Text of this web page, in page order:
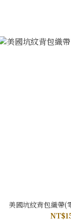
美國坑紋背包織帶(